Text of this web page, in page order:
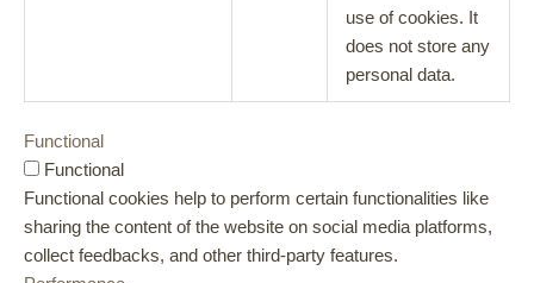
use of cookies. It
does not store any
personal data.
Functional
Functional
Functional cookies help to perform certain functionalities like
sharing the content of the website on social media platforms,
collect feedbacks, and other third-party features.